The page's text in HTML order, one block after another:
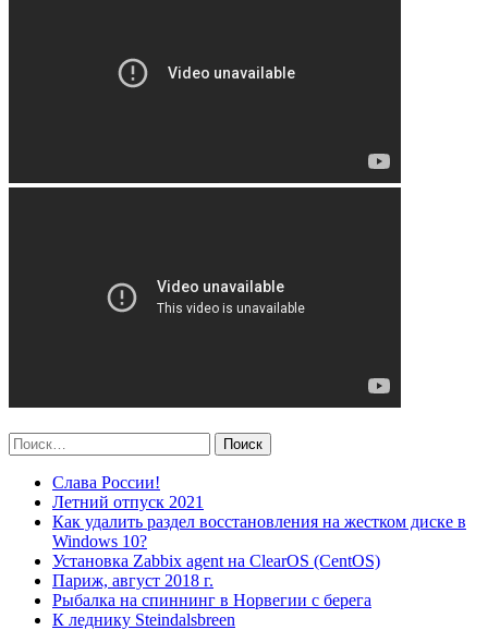
Найти:
Слава России!
Летний отпуск 2021
Как удалить раздел восстановления на жестком диске в
Windows 10?
Установка Zabbix agent на ClearOS (CentOS)
Париж, август 2018 г.
Рыбалка на спиннинг в Норвегии с берега
К леднику Steindalsbreen